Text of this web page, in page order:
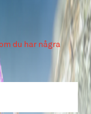
du har några